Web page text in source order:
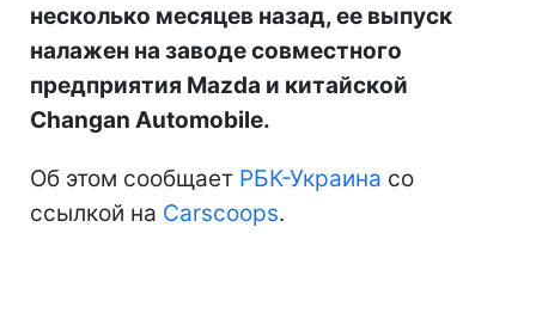
несколько месяцев назад, ее выпуск
налажен на заводе совместного
предприятия Mazda и китайской
Changan Automobile.
Об этом сообщает РБК-Украина со
ссылкой на Carscoops.